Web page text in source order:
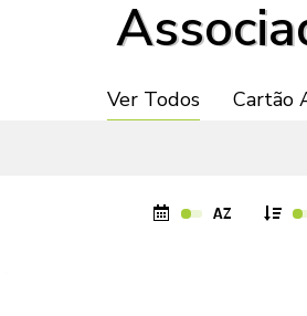
Ver Todos Cartão